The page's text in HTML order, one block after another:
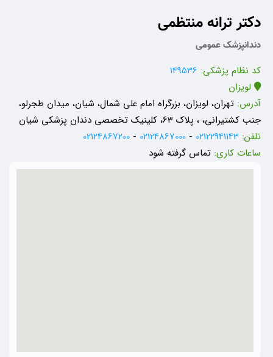
دکتر ترانه منتظمی
دندانپزشک عمومی
کد نظام پزشکی: 149536
لویزان
آدرس: تهران، لویزان، بزرگراه امام علی شمال، شیان، میدان طجرلو،
جنب کشتیرانی، ، پلاک 63، کلینیک تخصصی دندان پزشکی شیان
تلفن: 02122941143
-
02124867000
-
02124867200
ساعات کاری: تماس گرفته شود